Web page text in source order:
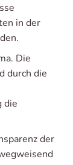
in der
Die
durch die
die
der